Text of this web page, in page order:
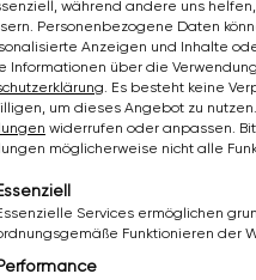
brutto/Monat
Team
im Innenbereich
während andere uns
Personenbezogene Daten
Anzeigen und Inhalte
Informationen über die
. Es besteht keine
um dieses Angebot zu nutzen.
widerrufen oder anpassen.
möglicherweise nicht alle
eine Liste der
Services ermöglichen
Funktionieren der